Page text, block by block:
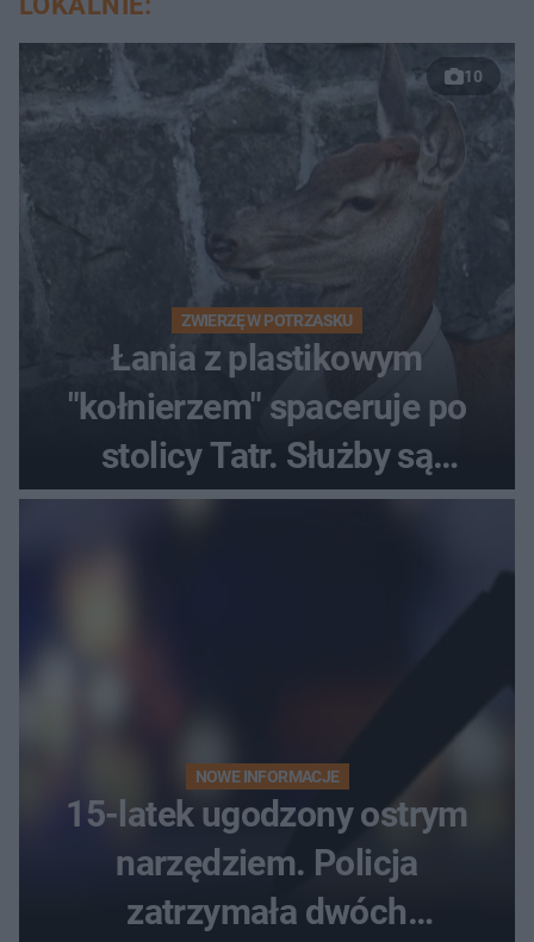
10
ZWIERZĘ W POTRZASKU
Łania z plastikowym
"kołnierzem" spaceruje po
stolicy Tatr. Służby są
bezradne
NOWE INFORMACJE
15-latek ugodzony ostrym
narzędziem. Policja
zatrzymała dwóch